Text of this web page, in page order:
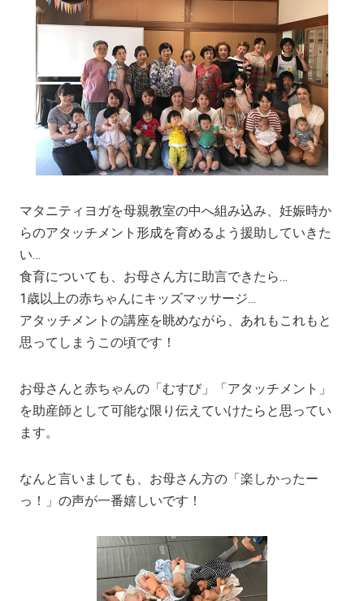
マタニティヨガを母親教室の中へ組み込み、妊娠時か
らのアタッチメント形成を育めるよう援助していきた
い…
食育についても、お母さん方に助言できたら…
1歳以上の赤ちゃんにキッズマッサージ…
アタッチメントの講座を眺めながら、あれもこれもと
思ってしまうこの頃です！
お母さんと赤ちゃんの「むすび」「アタッチメント」
を助産師として可能な限り伝えていけたらと思ってい
ます。
なんと言いましても、お母さん方の「楽しかったー
っ！」の声が一番嬉しいです！